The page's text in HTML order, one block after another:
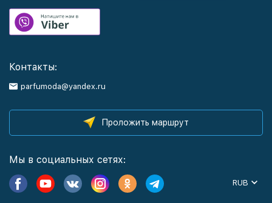
Контакты:
parfumoda@yandex.ru
Проложить маршрут
Мы в социальных сетях:
RUB